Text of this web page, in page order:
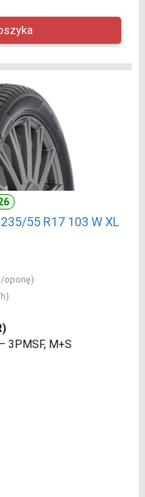
235/55 R17 103 W XL
oponę)
3PMSF, M+S